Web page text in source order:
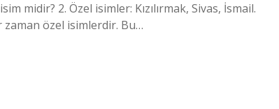
midir? 2. Özel isimler: Kızılırmak, Sivas, İsmail.
özel isimlerdir. Bu…